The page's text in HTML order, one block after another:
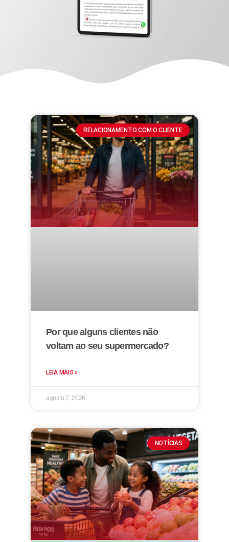
RELACIONAMENTO COM O CLIENTE
Por que alguns clientes não
voltam ao seu supermercado?
LEIA MAIS »
agosto 7, 2026
NOTÍCIAS